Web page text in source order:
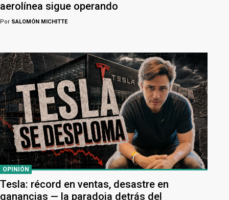
aerolínea sigue operando
Por SALOMÓN MICHITTE
OPINIÓN
Tesla: récord en ventas, desastre en
ganancias — la paradoja detrás del